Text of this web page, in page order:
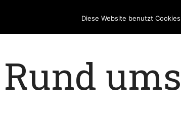
Rund
Diese Website benutzt